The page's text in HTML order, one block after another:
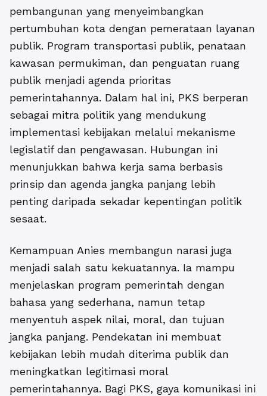
pembangunan yang menyeimbangkan
pertumbuhan kota dengan pemerataan layanan
publik. Program transportasi publik, penataan
kawasan permukiman, dan penguatan ruang
publik menjadi agenda prioritas
pemerintahannya. Dalam hal ini, PKS berperan
sebagai mitra politik yang mendukung
implementasi kebijakan melalui mekanisme
legislatif dan pengawasan. Hubungan ini
menunjukkan bahwa kerja sama berbasis
prinsip dan agenda jangka panjang lebih
penting daripada sekadar kepentingan politik
sesaat.
Kemampuan Anies membangun narasi juga
menjadi salah satu kekuatannya. Ia mampu
menjelaskan program pemerintah dengan
bahasa yang sederhana, namun tetap
menyentuh aspek nilai, moral, dan tujuan
jangka panjang. Pendekatan ini membuat
kebijakan lebih mudah diterima publik dan
meningkatkan legitimasi moral
pemerintahannya. Bagi PKS, gaya komunikasi ini